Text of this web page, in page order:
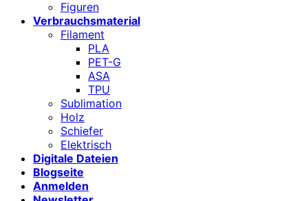
Figuren
Verbrauchsmaterial
Filament
PLA
PET-G
ASA
TPU
Sublimation
Holz
Schiefer
Elektrisch
Digitale Dateien
Blogseite
Anmelden